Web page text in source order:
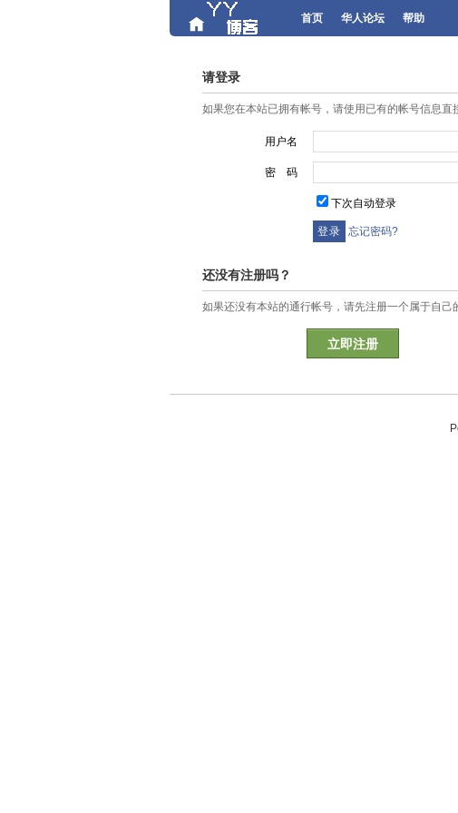
首页 华人论坛 帮助
请登录
如果您在本站已拥有帐号，请使用已有的帐号信息直
用户名
密 码
下次自动登录
忘记密码?
还没有注册吗？
如果还没有本站的通行帐号，请先注册一个属于自己
立即注册